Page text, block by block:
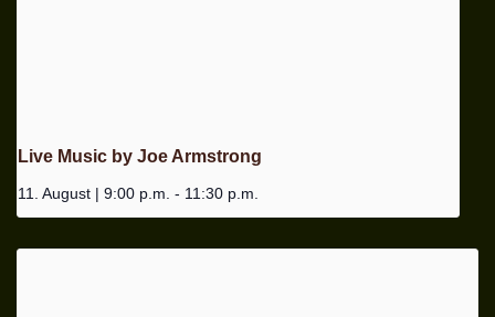
Live Music by Joe Armstrong
11. August | 9:00 p.m. - 11:30 p.m.